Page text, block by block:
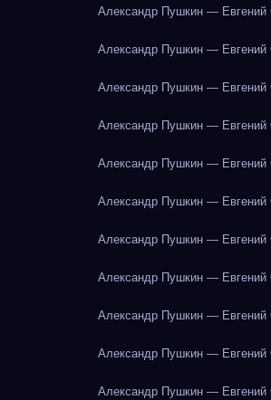
Александр Пушкин — Евгений
Александр Пушкин — Евгений
Александр Пушкин — Евгений
Александр Пушкин — Евгений
Александр Пушкин — Евгений
Александр Пушкин — Евгений
Александр Пушкин — Евгений
Александр Пушкин — Евгений
Александр Пушкин — Евгений
Александр Пушкин — Евгений
Александр Пушкин — Евгений